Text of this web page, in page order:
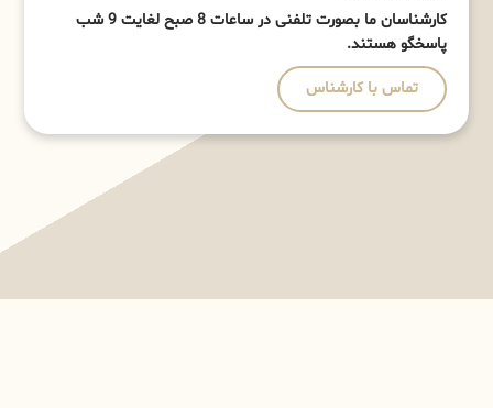
کارشناسان ما بصورت تلفنی در ساعات 8 صبح لغایت 9 شب
پاسخگو هستند.
تماس با کارشناس